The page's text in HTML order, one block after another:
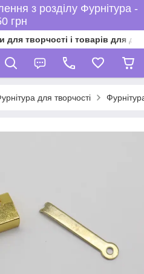
з розділу Фурнітура -
грн
для творчості і товарів для
для творчості